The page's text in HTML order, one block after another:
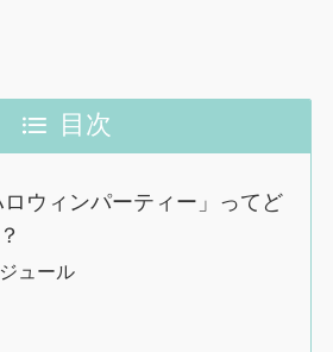
目次
ロウィンパーティー」ってど
ュール